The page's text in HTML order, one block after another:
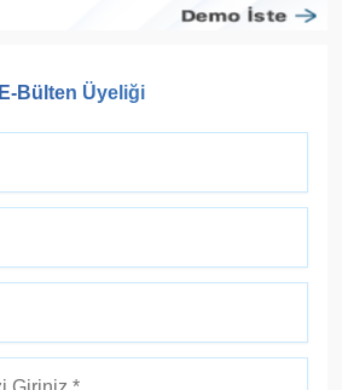
E-Bülten Üyeliği